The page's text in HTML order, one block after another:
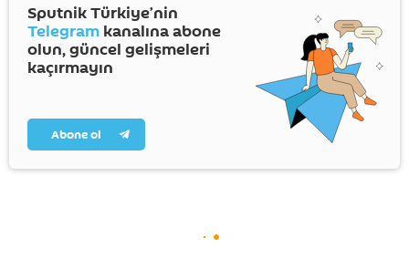
Sputnik Türkiye’nin
Telegram kanalına abone
olun, güncel gelişmeleri
kaçırmayın
Abone ol